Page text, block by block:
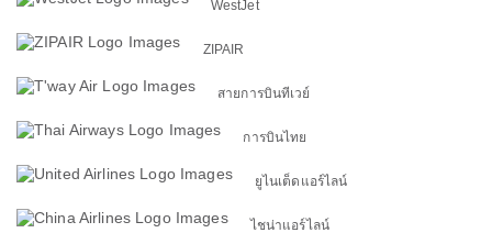
WestJet
ZIPAIR
สายการบินทีเวย์
การบินไทย
ยูไนเต็ดแอร์ไลน์
ไชน่าแอร์ไลน์